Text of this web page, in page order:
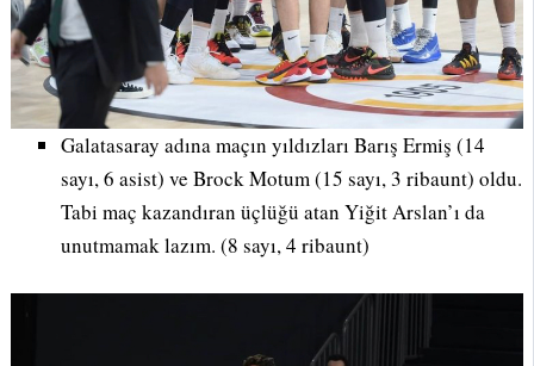
Galatasaray adına maçın yıldızları Barış Ermiş (14
sayı, 6 asist) ve Brock Motum (15 sayı, 3 ribaunt) oldu.
Tabi maç kazandıran üçlüğü atan Yiğit Arslan’ı da
unutmamak lazım. (8 sayı, 4 ribaunt)